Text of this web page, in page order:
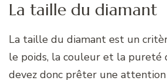
La taille du diamant
La taille du diamant est un
le poids, la couleur et la pureté
devez donc prêter une